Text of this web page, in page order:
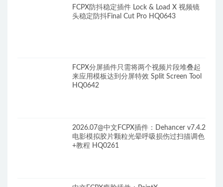
FCPX防抖稳定插件 Lock & Load X 视频镜
头稳定防抖Final Cut Pro HQ0643
FCPX分屏插件只需将两个视频片段堆叠起
来应用模板达到分屏特效 Split Screen Tool
HQ0642
2026.07@中文FCPX插件：Dehancer v7.4.2
电影模拟胶片颗粒光晕呼吸损伤过扫描调色
+教程 HQ0261